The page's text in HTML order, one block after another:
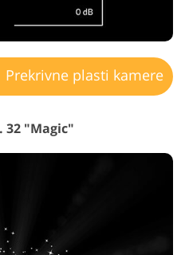
Prekrivne plasti kamere
32 "Magic"